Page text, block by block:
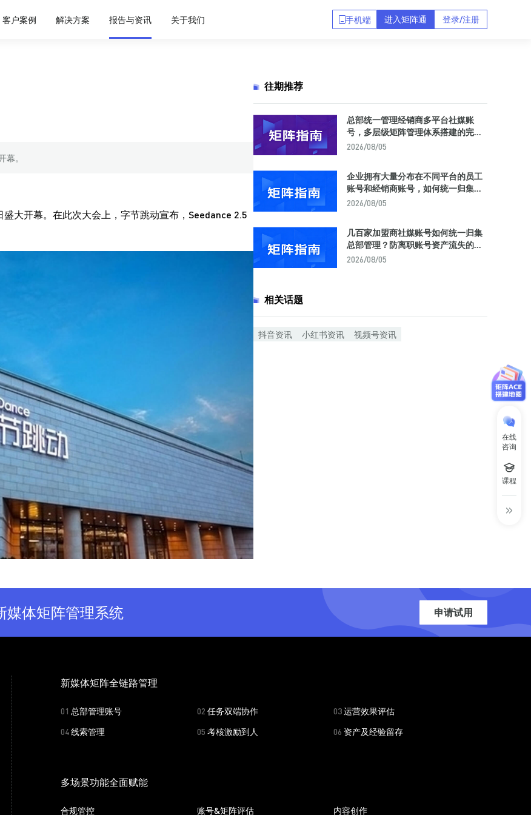
客户案例 解决方案 报告与资讯 关于我们 手机端 进入矩阵通 登录/注册
幕。
大开幕。在此次大会上，字节跳动宣布，Seedance 2.5
往期推荐
总部统一管理经销商多平台社媒账
号，多层级矩阵管理体系搭建的完整
方法论与工具选型
2026/08/05
企业拥有大量分布在不同平台的员工
账号和经销商账号，如何统一归集到
一个后台实现集中管理？
2026/08/05
几百家加盟商社媒账号如何统一归集
总部管理？防离职账号资产流失的矩
阵中台解决方案
2026/08/05
相关话题
抖音资讯 小红书资讯 视频号资讯
媒体矩阵管理系统 申请试用
新媒体矩阵全链路管理
01 总部管理账号 02 任务双端协作 03运营效果评估
04线索管理 05 考核激励到人 06 资产及经验留存
多场景功能全面赋能
合规管控 账号&矩阵评估 内容创作
在线
咨询
课程